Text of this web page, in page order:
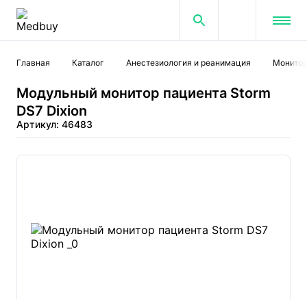
Главная Каталог Анестезиология и реанимация
Модульный монитор пациента Storm
DS7 Dixion
Артикул: 46483